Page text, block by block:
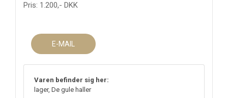
Pris: 1.200,- DKK
E-MAIL
Varen befinder sig her:
lager, De gule haller